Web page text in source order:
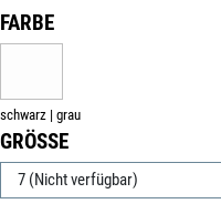
FARBEAUSWÄHLEN
schwarz | grau
GRÖSSE
AUSWÄHLEN
Produktnummer: